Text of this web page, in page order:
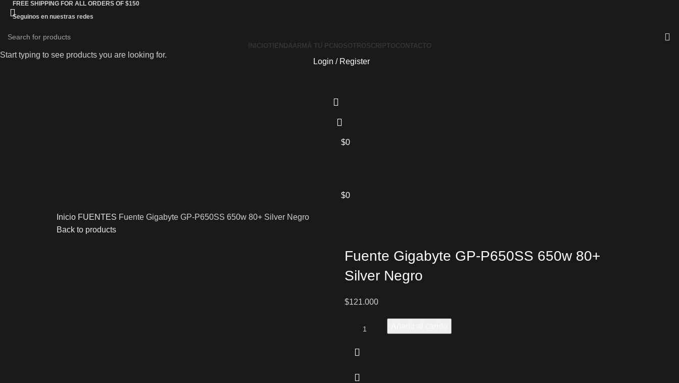
FREE SHIPPING FOR ALL ORDERS OF $150
Seguinos en nuestras redes
INICIOTIENDAARMÁ TU PC NOSOTROSCRIPTOCONTACTO
Login / Register
$0
$0
Inicio FUENTES Fuente Gigabyte GP-P650SS 650w 80+ Silver Negro
Back to products
Fuente Gigabyte GP-P650SS 650w 80+
Silver Negro
$121.000
Start typing to see products you are looking for.